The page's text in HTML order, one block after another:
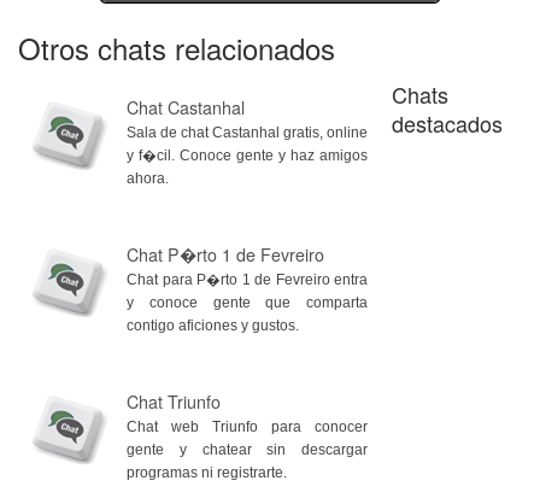
Otros chats relacionados
Chat Castanhal
Sala de chat Castanhal gratis, online
y f�cil. Conoce gente y haz amigos
ahora.
Chat P�rto 1 de Fevreiro
Chat para P�rto 1 de Fevreiro entra
y conoce gente que comparta
contigo aficiones y gustos.
Chat Triunfo
Chat web Triunfo para conocer
gente y chatear sin descargar
programas ni registrarte.
Chats
destacados